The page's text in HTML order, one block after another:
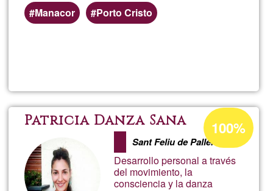
Manacor
Porto Cristo
Patricia Danza Sana
Sant Feliu de Pallerols
Desarrollo personal a través
del movimiento, la
consciencia y la danza
Percentatge
d'acceptació
de
G1
100%